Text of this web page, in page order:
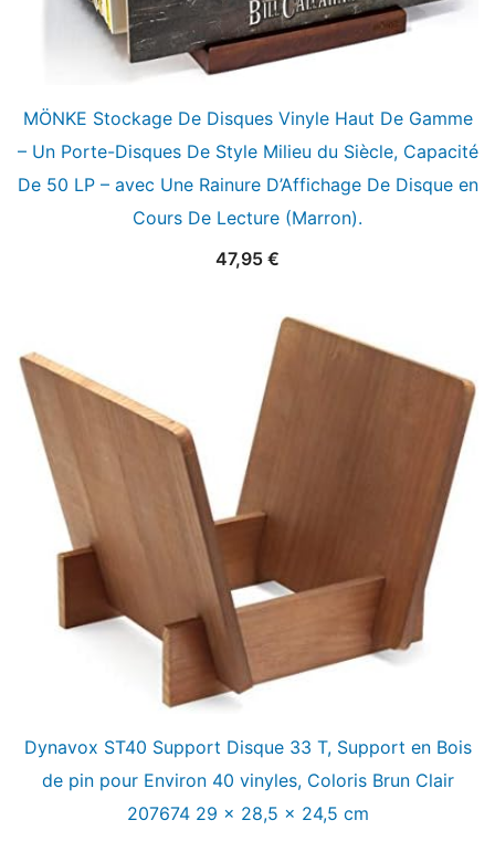
MÖNKE Stockage De Disques Vinyle Haut De Gamme
– Un Porte-Disques De Style Milieu du Siècle, Capacité
De 50 LP – avec Une Rainure D’Affichage De Disque en
Cours De Lecture (Marron).
47,95 €
Dynavox ST40 Support Disque 33 T, Support en Bois
de pin pour Environ 40 vinyles, Coloris Brun Clair
207674 29 x 28,5 x 24,5 cm